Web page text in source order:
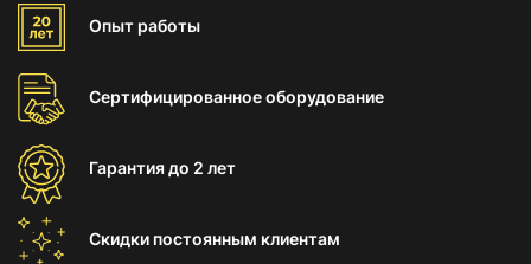
Опыт работы
Сертифицированноеоборудование
Гарантиядо 2 лет
Скидки постоянным клиентам